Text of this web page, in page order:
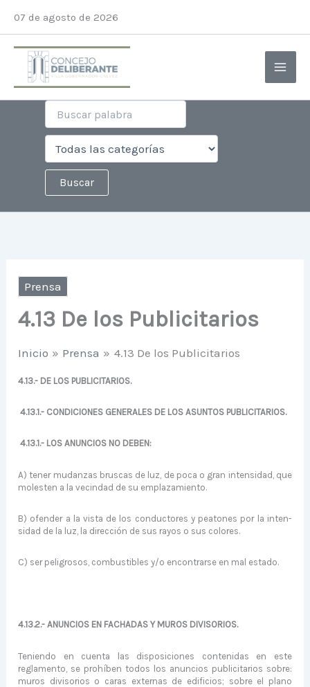
contenido
07 de agosto de 2026
Prensa
4.13 De los Publicitarios
Inicio Prensa 4.13 De los Publicitarios
4.13.- DE LOS PUBLICITARIOS.
4.13.1.- CONDICIONES GENERALES DE LOS ASUNTOS PUBLICITARIOS.
4.13.1.- LOS ANUNCIOS NO DEBEN:
A) tener mudanzas bruscas de luz, de poca o gran intensidad, que
molesten a la vecindad de su emplazamiento.
B) ofender a la vista de los conductores y peatones por la inten­
sidad de la luz, la dirección de sus rayos o sus colores.
C) ser peligrosos, combustibles y/o encontrarse en mal estado.
4.13.2.- ANUNCIOS EN FACHADAS Y MUROS DIVISORIOS.
Teniendo en cuenta las disposiciones contenidas en este
reglamen­to, se prohíben todos los anuncios publicitarios sobre:
muros divisorios o caras externas de edificios; sobre el plano